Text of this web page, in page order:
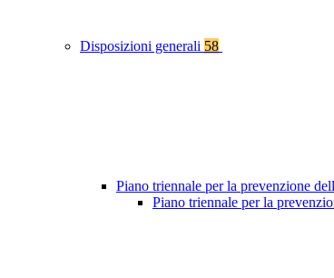
Disposizioni generali 58
Piano triennale per la prevenzione
Piano triennale per la